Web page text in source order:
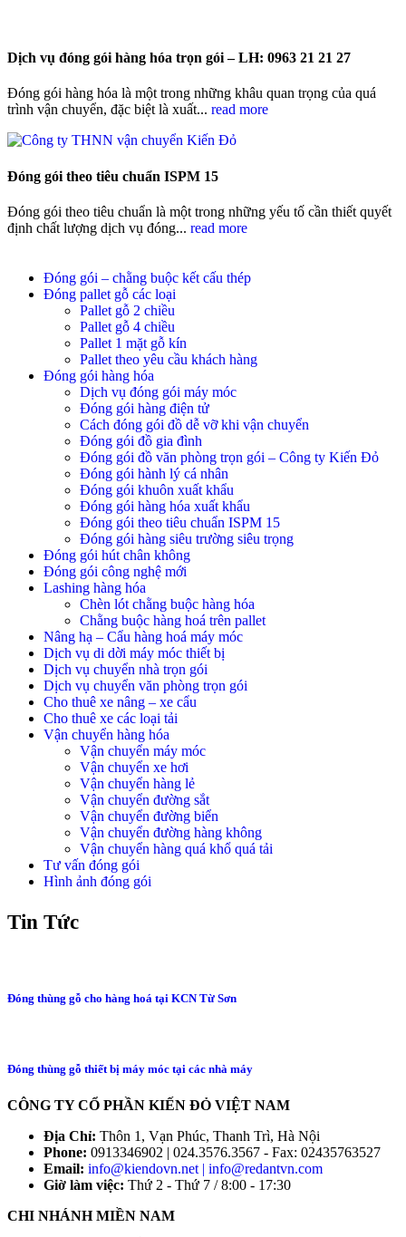
Dịch vụ đóng gói hàng hóa trọn gói – LH: 0963 21 21 27
Đóng gói hàng hóa là một trong những khâu quan trọng của quá
trình vận chuyển, đặc biệt là xuất... read more
Đóng gói theo tiêu chuẩn ISPM 15
Đóng gói theo tiêu chuẩn là một trong những yếu tố cần thiết quyết
định chất lượng dịch vụ đóng... read more
Đóng gói – chằng buộc kết cấu thép
Đóng pallet gỗ các loại
Pallet gỗ 2 chiều
Pallet gỗ 4 chiều
Pallet 1 mặt gỗ kín
Pallet theo yêu cầu khách hàng
Đóng gói hàng hóa
Dịch vụ đóng gói máy móc
Đóng gói hàng điện tử
Cách đóng gói đồ dễ vỡ khi vận chuyển
Đóng gói đồ gia đình
Đóng gói đồ văn phòng trọn gói – Công ty Kiến Đỏ
Đóng gói hành lý cá nhân
Đóng gói khuôn xuất khẩu
Đóng gói hàng hóa xuất khẩu
Đóng gói theo tiêu chuẩn ISPM 15
Đóng gói hàng siêu trường siêu trọng
Đóng gói hút chân không
Đóng gói công nghệ mới
Lashing hàng hóa
Chèn lót chằng buộc hàng hóa
Chằng buộc hàng hoá trên pallet
Nâng hạ – Cẩu hàng hoá máy móc
Dịch vụ di dời máy móc thiết bị
Dịch vụ chuyển nhà trọn gói
Dịch vụ chuyển văn phòng trọn gói
Cho thuê xe nâng – xe cẩu
Cho thuê xe các loại tải
Vận chuyển hàng hóa
Vận chuyển máy móc
Vận chuyển xe hơi
Vận chuyển hàng lẻ
Vận chuyển đường sắt
Vận chuyển đường biển
Vận chuyển đường hàng không
Vận chuyển hàng quá khổ quá tải
Tư vấn đóng gói
Hình ảnh đóng gói
Tin Tức
Đóng thùng gỗ cho hàng hoá tại KCN Từ Sơn
Đóng thùng gỗ thiết bị máy móc tại các nhà máy
CÔNG TY CỔ PHẦN KIẾN ĐỎ VIỆT NAM
Địa Chỉ: Thôn 1, Vạn Phúc, Thanh Trì, Hà Nội
Phone: 0913346902 | 024.3576.3567 - Fax: 02435763527
Email: info@kiendovn.net | info@redantvn.com
Giờ làm việc: Thứ 2 - Thứ 7 / 8:00 - 17:30
CHI NHÁNH MIỀN NAM